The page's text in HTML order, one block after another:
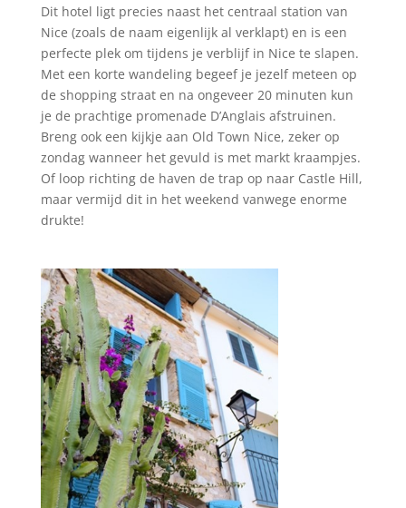
Dit hotel ligt precies naast het centraal station van
Nice (zoals de naam eigenlijk al verklapt) en is een
perfecte plek om tijdens je verblijf in Nice te slapen.
Met een korte wandeling begeef je jezelf meteen op
de shopping straat en na ongeveer 20 minuten kun
je de prachtige promenade D’Anglais afstruinen.
Breng ook een kijkje aan Old Town Nice, zeker op
zondag wanneer het gevuld is met markt kraampjes.
Of loop richting de haven de trap op naar Castle Hill,
maar vermijd dit in het weekend vanwege enorme
drukte!